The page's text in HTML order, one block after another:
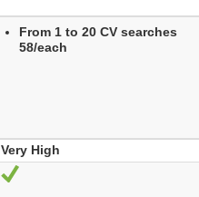
From 1 to 20 CV searches
58/each
Very High